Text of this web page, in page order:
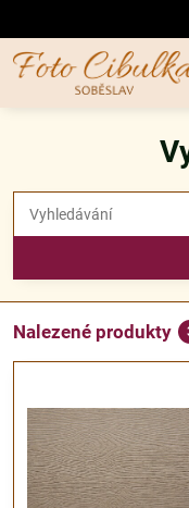
Nalezené produkty